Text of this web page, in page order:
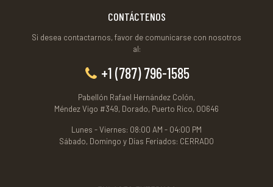
CONTÁCTENOS
Si desea contactarnos, favor de comunicarse con nosotros
al:
+1 (787) 796-1585
Pabellón Rafael Hernández Colón,
Méndez Vigo #349, Dorado, Puerto Rico, 00646
Lunes - Viernes: 08:00 AM - 04:00 PM
Sábado, Domingo y Días Feriados: CERRADO